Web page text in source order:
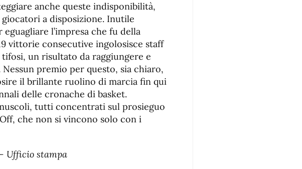
anche queste indisponibilità,
a disposizione. Inutile
l’impresa che fu della
vittorie consecutive ingolosisce staff
un risultato da raggiungere e
premio per questo, sia chiaro,
il brillante ruolino di marcia fin qui
delle cronache di basket.
tutti concentrati sul prosieguo
che non si vincono solo con i
Ufficio stampa